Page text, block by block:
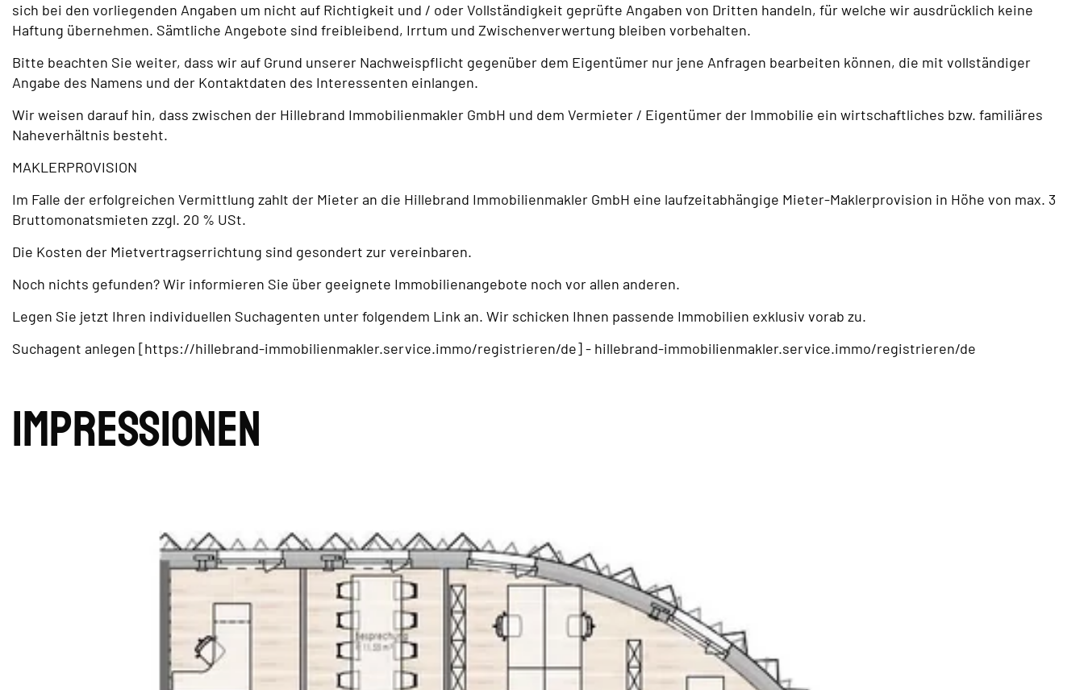
sich bei den vorliegenden Angaben um nicht auf Richtigkeit und / oder Vollständigkeit geprüfte Angaben von Dritten handeln, für welche wir ausdrücklich keine
Haftung übernehmen. Sämtliche Angebote sind freibleibend, Irrtum und Zwischenverwertung bleiben vorbehalten.
Bitte beachten Sie weiter, dass wir auf Grund unserer Nachweispflicht gegenüber dem Eigentümer nur jene Anfragen bearbeiten können, die mit vollständiger
Angabe des Namens und der Kontaktdaten des Interessenten einlangen.
Wir weisen darauf hin, dass zwischen der Hillebrand Immobilienmakler GmbH und dem Vermieter / Eigentümer der Immobilie ein wirtschaftliches bzw. familiäres
Naheverhältnis besteht.
MAKLERPROVISION
Im Falle der erfolgreichen Vermittlung zahlt der Mieter an die Hillebrand Immobilienmakler GmbH eine laufzeitabhängige Mieter-Maklerprovision in Höhe von max. 3
Bruttomonatsmieten zzgl. 20 % USt.
Die Kosten der Mietvertragserrichtung sind gesondert zur vereinbaren.
Noch nichts gefunden? Wir informieren Sie über geeignete Immobilienangebote noch vor allen anderen.
Legen Sie jetzt Ihren individuellen Suchagenten unter folgendem Link an. Wir schicken Ihnen passende Immobilien exklusiv vorab zu.
Suchagent anlegen [https://hillebrand-immobilienmakler.service.immo/registrieren/de] - hillebrand-immobilienmakler.service.immo/registrieren/de
Impres­sionen